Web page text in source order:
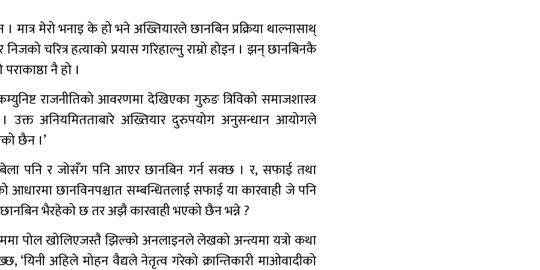
मात्र मेरो भनाइ के हो भने अख्तियारले छानबिन प्रक्रिया थाल्नासाथ्
चरित्र हत्याको प्रयास गरिहाल्नु राम्रो होइन । झन् छानबिनकै
नै हो ।
राजनीतिको आवरणमा देखिएका गुरुङ त्रिविको समाजशास्त्र
उक्त अनियमितताबारे अख्तियार दुरुपयोग अनुसन्धान आयोगले
छैन ।’
पनि र जोसँग पनि आएर छानबिन गर्न सक्छ । र, सफाई तथा
आधारमा छानविनपश्चात सम्बन्धितलाई सफाई या कारवाही जे पनि
भैरहेको छ तर अझै कारवाही भएको छैन भन्ने ?
पोल खोलिएजस्तै झिल्को अनलाइनले लेखको अन्त्यमा यत्रो कथा
अहिले मोहन वैद्यले नेतृत्व गरेको क्रान्तिकारी माओवादीको